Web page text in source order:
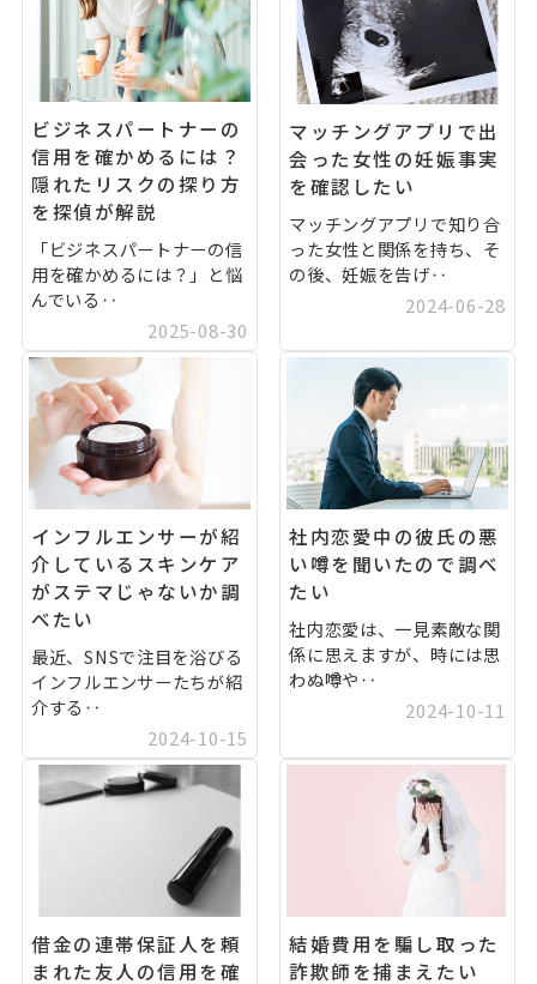
ビジネスパートナーの
信用を確かめるには？
隠れたリスクの探り方
を探偵が解説
「ビジネスパートナーの信
用を確かめるには？」と悩
んでいる‥
2025-08-30
マッチングアプリで出
会った女性の妊娠事実
を確認したい
マッチングアプリで知り合
った女性と関係を持ち、そ
の後、妊娠を告げ‥
2024-06-28
インフルエンサーが紹
介しているスキンケア
がステマじゃないか調
べたい
最近、SNSで注目を浴びる
インフルエンサーたちが紹
介する‥
2024-10-15
社内恋愛中の彼氏の悪
い噂を聞いたので調べ
たい
社内恋愛は、一見素敵な関
係に思えますが、時には思
わぬ噂や‥
2024-10-11
借金の連帯保証人を頼
まれた友人の信用を確
結婚費用を騙し取った
詐欺師を捕まえたい